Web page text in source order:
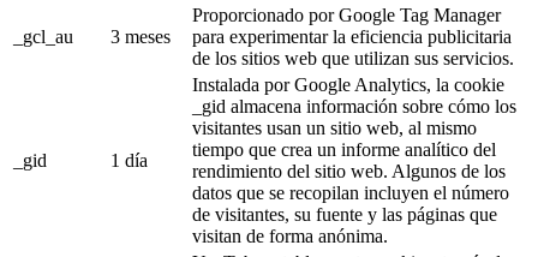
_gcl_au 3 meses
Proporcionado por Google Tag Manager
para experimentar la eficiencia publicitaria
de los sitios web que utilizan sus servicios.
_gid 1 día
Instalada por Google Analytics, la cookie
_gid almacena información sobre cómo los
visitantes usan un sitio web, al mismo
tiempo que crea un informe analítico del
rendimiento del sitio web. Algunos de los
datos que se recopilan incluyen el número
de visitantes, su fuente y las páginas que
visitan de forma anónima.